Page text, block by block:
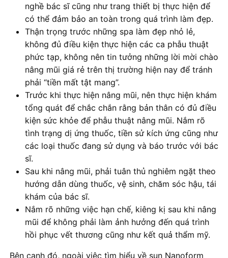
nghề bác sĩ cũng như trang thiết bị thực hiện để
có thể đảm bảo an toàn trong quá trình làm đẹp.
Thận trọng trước những spa làm đẹp nhỏ lẻ,
không đủ điều kiện thực hiện các ca phẫu thuật
phức tạp, không nên tin tưởng những lời mời chào
nâng mũi giá rẻ trên thị trường hiện nay để tránh
phải “tiền mất tật mang”.
Trước khi thực hiện nâng mũi, nên thực hiện khám
tổng quát để chắc chắn rằng bản thân có đủ điều
kiện sức khỏe để phẫu thuật nâng mũi. Nắm rõ
tình trạng dị ứng thuốc, tiền sử kích ứng cũng như
các loại thuốc đang sử dụng và báo trước với bác
sĩ.
Sau khi nâng mũi, phải tuân thủ nghiêm ngặt theo
hướng dẫn dùng thuốc, vệ sinh, chăm sóc hậu, tái
khám của bác sĩ.
Nắm rõ những việc hạn chế, kiêng kị sau khi nâng
mũi để không phải làm ảnh hưởng đến quá trình
hồi phục vết thương cũng như kết quả thẩm mỹ.
Bên cạnh đó, ngoài việc tìm hiểu về sụn Nanoform